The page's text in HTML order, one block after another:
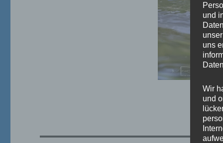
und
uns
Wir
und